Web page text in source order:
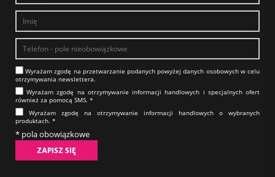
Wyrażam zgodę na prze­twa­rza­nie po­da­nych powyżej danych osobowych w celu
otrzy­my­wa­nia new­slet­tera.​​​​​​​
Wyrażam zgodę na otrzy­my­wa­nie in­for­ma­cji han­dlo­wych i specjalnych ofert
również za pomocą SMS.​​​​​​​ *
Wyrażam zgodę na otrzy­my­wa­nie in­for­ma­cji han­dlo­wych o wybranych
produktach.​​​​​​​ *
* pola obowiązkowe